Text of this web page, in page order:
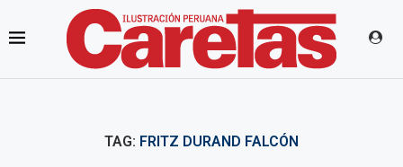
TAG: FRITZ DURAND FALCÓN